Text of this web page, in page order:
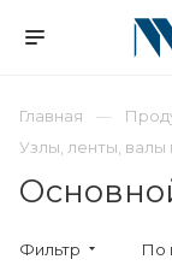
Главная
Узлы, ленты, валы
Фильтр По